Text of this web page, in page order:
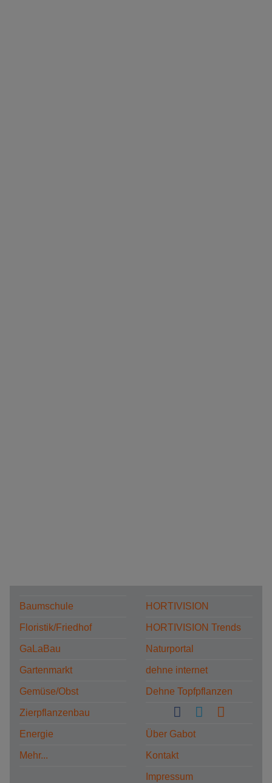
Baumschule
Floristik/Friedhof
GaLaBau
Gartenmarkt
Gemüse/Obst
Zierpflanzenbau
Energie
Mehr...
HORTIVISION
HORTIVISION Trends
Naturportal
dehne internet
Dehne Topfpflanzen
Über Gabot
Kontakt
Impressum